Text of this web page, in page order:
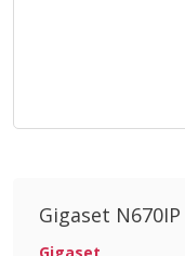
Gigaset
Gigaset